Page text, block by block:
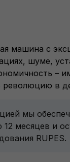
машина с
шуме,
–
революцию в
мы
месяцев и
RUPES.